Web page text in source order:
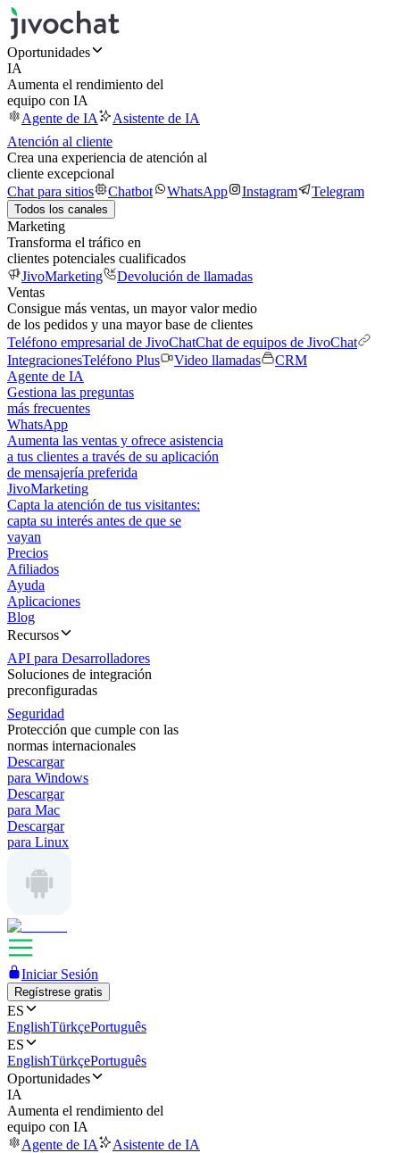
Oportunidades
IA
Aumenta el rendimiento del
equipo con IA
Agente de IA
Asistente de IA
Atención al cliente
Crea una experiencia de atención al
cliente excepcional
Chat para sitios
Chatbot WhatsApp Instagram Telegram
Todos los canales
Marketing
Transforma el tráfico en
clientes potenciales cualificados
JivoMarketing
Devolución de llamadas
Ventas
Consigue más ventas, un mayor valor medio
de los pedidos y una mayor base de clientes
Teléfono empresarial de JivoChatChat de equipos de JivoChat
IntegracionesTeléfono Plus Video llamadas
CRM
Agente de IA
Gestiona las preguntas
más frecuentes
WhatsApp
Aumenta las ventas y ofrece asistencia
a tus clientes a través de su aplicación
de mensajería preferida
JivoMarketing
Capta la atención de tus visitantes:
capta su interés antes de que se
vayan
Precios
Afiliados
Ayuda
Aplicaciones
Blog
Recursos
API para Desarrolladores
Soluciones de integración
preconfiguradas
Seguridad
Protección que cumple con las
normas internacionales
Descargar
para Windows
Descargar
para Mac
Descargar
para Linux
Iniciar Sesión
Regístrese gratis
ES
EnglishTürkçePortuguês
ES
EnglishTürkçePortuguês
Oportunidades
IA
Aumenta el rendimiento del
equipo con IA
Agente de IA
Asistente de IA